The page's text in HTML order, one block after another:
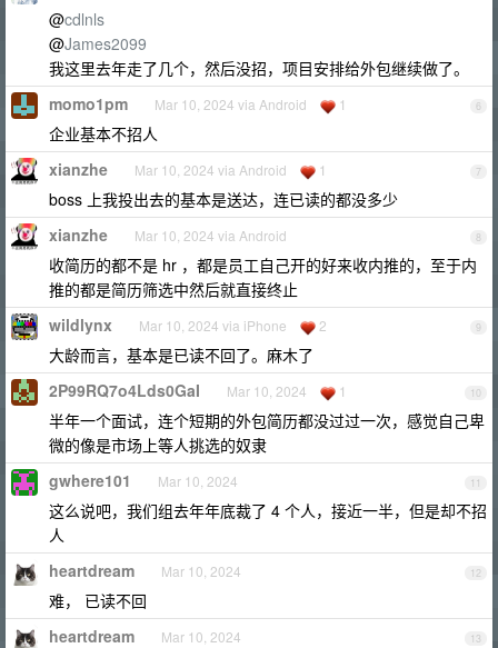
@cdlnls
@James2099
我这里去年走了几个，然后没招，项目安排给外包继续做了。
6
momo1pm Mar 10, 2024 via Android 1
企业基本不招人
7
xianzhe Mar 10, 2024 via Android 1
boss 上我投出去的基本是送达，连已读的都没多少
8
xianzhe Mar 10, 2024 via Android
收简历的都不是 hr ，都是员工自己开的好来收内推的，至于内
推的都是简历筛选中然后就直接终止
9
wildlynx Mar 10, 2024 via iPhone 2
大龄而言，基本是已读不回了。麻木了
10
2P99RQ7o4Lds0GaI Mar 10, 2024 1
半年一个面试，连个短期的外包简历都没过过一次，感觉自己卑
微的像是市场上等人挑选的奴隶
11
gwhere101 Mar 10, 2024
这么说吧，我们组去年年底裁了 4 个人，接近一半，但是却不招
人
12
heartdream Mar 10, 2024
难， 已读不回
13
heartdream Mar 10, 2024